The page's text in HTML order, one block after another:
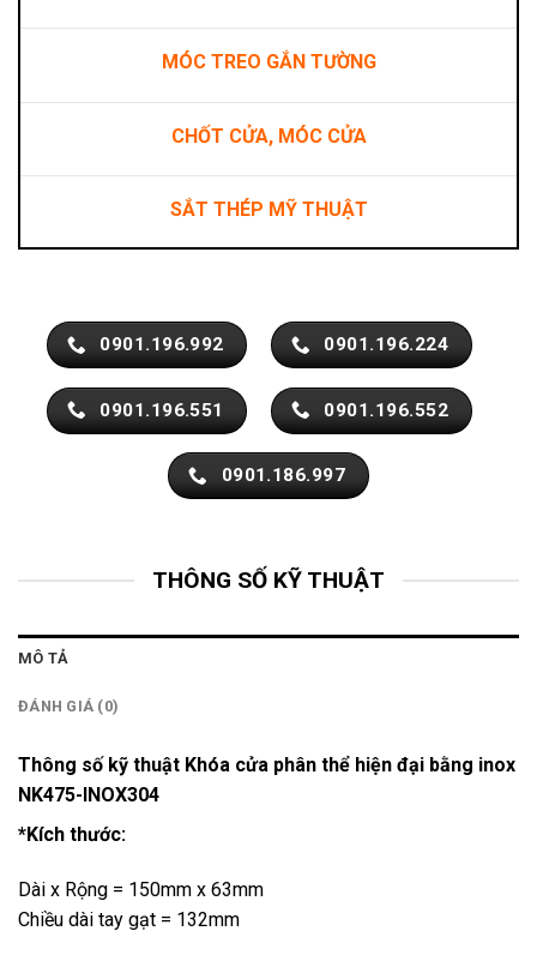
MÓC TREO GẮN TƯỜNG
CHỐT CỬA, MÓC CỬA
SẮT THÉP MỸ THUẬT
0901.196.992 0901.196.224
0901.196.551 0901.196.552
0901.186.997
THÔNG SỐ KỸ THUẬT
MÔ TẢ
ĐÁNH GIÁ (0)
Thông số kỹ thuật Khóa cửa phân thể hiện đại bằng inox
NK475-INOX304
*Kích thước:
Dài x Rộng = 150mm x 63mm
Chiều dài tay gạt = 132mm